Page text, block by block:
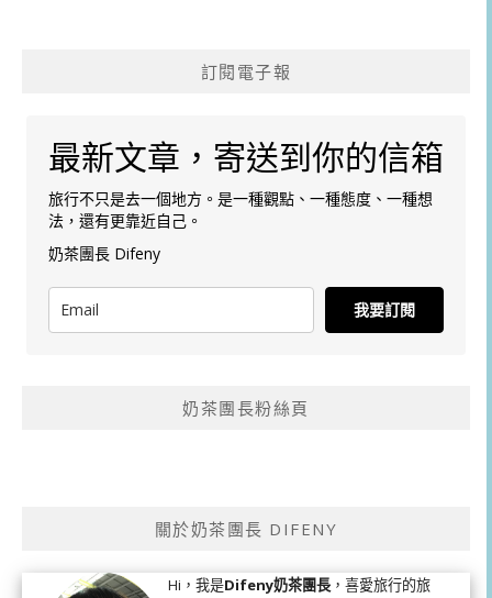
訂閱電子報
最新文章，寄送到你的信箱
旅行不只是去一個地方。是一種觀點、一種態度、一種想
法，還有更靠近自己。
奶茶團長 Difeny
我要訂閱
奶茶團長粉絲頁
關於奶茶團長 DIFENY
Hi，我是Difeny奶茶團長 ，喜愛旅行的旅